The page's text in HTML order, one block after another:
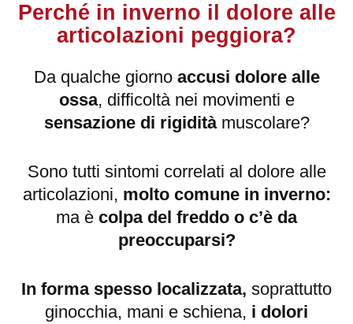
Perché in inverno il dolore alle
articolazioni peggiora?
Da qualche giorno accusi dolore alle
ossa, difficoltà nei movimenti e
sensazione di rigiditàmuscolare?
Sono tutti sintomi correlati al dolore alle
articolazioni, molto comune in inverno:
ma è colpa del freddo o c’è da
preoccuparsi?
In forma spesso localizzata, soprattutto
ginocchia, mani e schiena, i dolori